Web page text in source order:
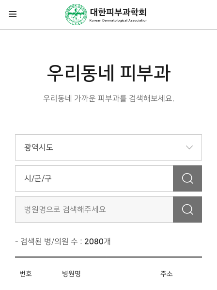
우리동네 피부과
우리동네 가까운 피부과를 검색해보세요.
- 검색된 병/의원 수 : 2080개
번호 병원명 주소